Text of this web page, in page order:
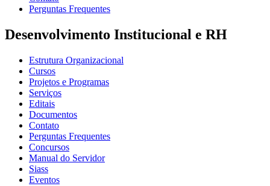
Perguntas Frequentes
Desenvolvimento Institucional e RH
Estrutura Organizacional
Cursos
Projetos e Programas
Serviços
Editais
Documentos
Contato
Perguntas Frequentes
Concursos
Manual do Servidor
Siass
Eventos